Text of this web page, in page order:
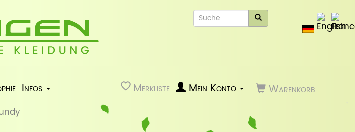
Infos Merkliste Warenkorb
Mein Konto